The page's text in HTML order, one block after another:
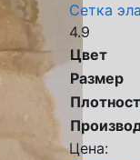
Сетка
4.9
Цвет
Размер
Цена: